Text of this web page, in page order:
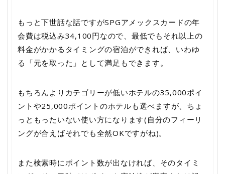
もっと下世話な話ですがSPGアメックスカードの年
会費は税込み34,100円なので、最低でもそれ以上の
料金がかかるタイミングの宿泊ができれば、いわゆ
る「元を取った」として満足もできます。
もちろんよりカテゴリーが低いホテルの35,000ポイ
ントや25,000ポイントのホテルも選べますが、ちょ
っともったいない使い方になります(自分のフィーリ
ングが合えばそれでも全然OKですがね)。
また検索時にポイント数が出なければ、そのタイミ